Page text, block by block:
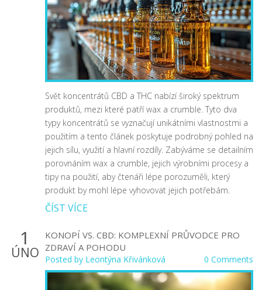
Svět koncentrátů CBD a THC nabízí široký spektrum
produktů, mezi které patří wax a crumble. Tyto dva
typy koncentrátů se vyznačují unikátními vlastnostmi a
použitím a tento článek poskytuje podrobný pohled na
jejich sílu, využití a hlavní rozdíly. Zabýváme se detailním
porovnáním wax a crumble, jejich výrobními procesy a
tipy na použití, aby čtenáři lépe porozuměli, který
produkt by mohl lépe vyhovovat jejich potřebám.
ČÍST VÍCE
1
ÚNO
KONOPÍ VS. CBD: KOMPLEXNÍ PRŮVODCE PRO
ZDRAVÍ A POHODU
Posted by Leontýna Křivánková 0 Comments